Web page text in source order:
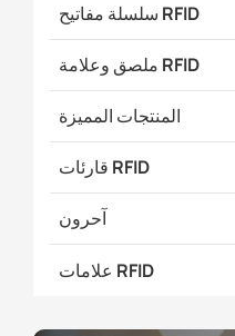
سلسلة مفاتيح RFID
ملصق وعلامة RFID
المنتجات المميزة
قارئات RFID
آحرون
علامات RFID